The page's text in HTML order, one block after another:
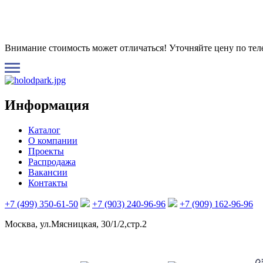
Внимание стоимость может отличаться! Уточняйте цену по
Информация
Каталог
О компании
Проекты
Распродажа
Вакансии
Контакты
+7 (499) 350-61-50 +7 (903) 240-96-96
+7 (909) 162-96-96
Москва, ул.Мясницкая, 30/1/2,стр.2